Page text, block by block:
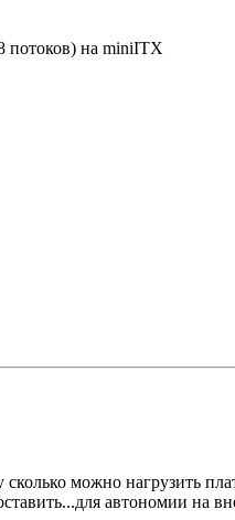
потоков) на miniITX
можно нагрузить
автономии на